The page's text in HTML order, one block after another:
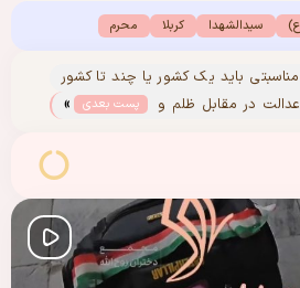
سیدالشهدا کربلا محرم
باید یک کشور یا چند تا کشور
“وتو”داشته باشند
در مقابل ظلم و
پست بعدی »